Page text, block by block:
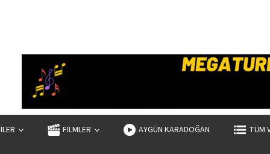
FİLMLER AYGÜN KARADOĞAN TÜM